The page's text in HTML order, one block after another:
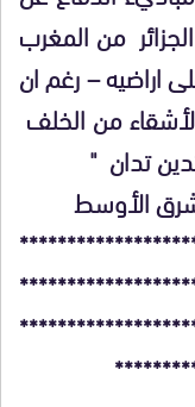
من المغرب
اراضيه – رغم ان
من الخلف
تدان "
الأوسط